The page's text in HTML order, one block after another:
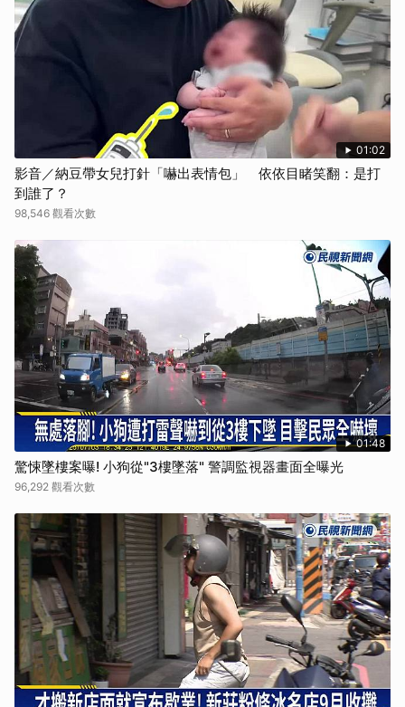
01:02
影音／納豆帶女兒打針「嚇出表情包」 依依目睹笑翻：是打
到誰了？
98,546 觀看次數
01:48
驚悚墜樓案曝! 小狗從"3樓墜落" 警調監視器畫面全曝光
96,292 觀看次數